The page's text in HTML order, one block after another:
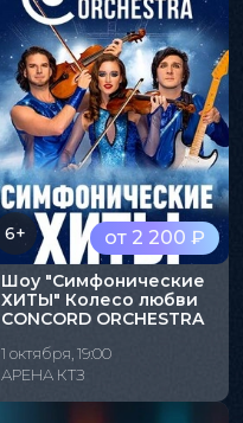
от 2 200 ₽
6+
Шоу "Симфонические
ХИТЫ" Колесо любви
CONCORD ORCHESTRA
1 октября, 19:00
АРЕНА КТЗ